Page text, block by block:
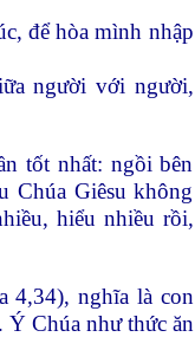
để hòa mình nhập
người với người,
tốt nhất: ngồi bên
Chúa Giêsu không
hiểu nhiều rồi,
4,34), nghĩa là con
Ý Chúa như thức ăn